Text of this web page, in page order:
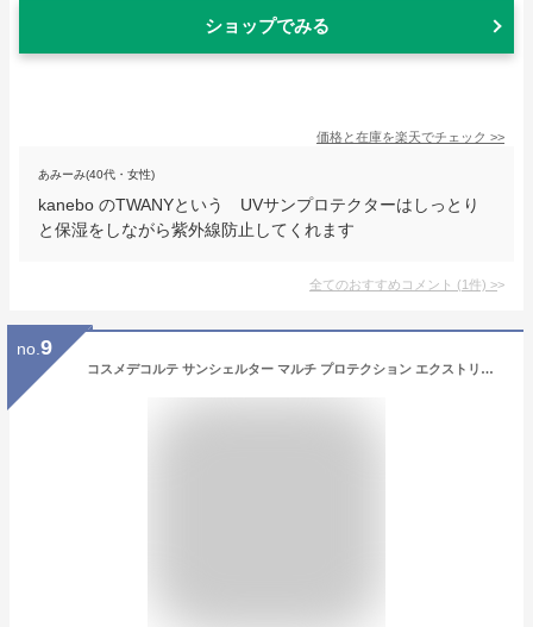
ショップでみる
価格と在庫を楽天でチェック >>
あみーみ(40代・女性)
kanebo のTWANYという UVサンプロテクターはしっとり
と保湿をしながら紫外線防止してくれます
全てのおすすめコメント (1件) >
no. 9
コスメデコルテ サンシェルター マルチ プロテクション エクストリーム コンフォート SPF30 35g[並行輸入品]